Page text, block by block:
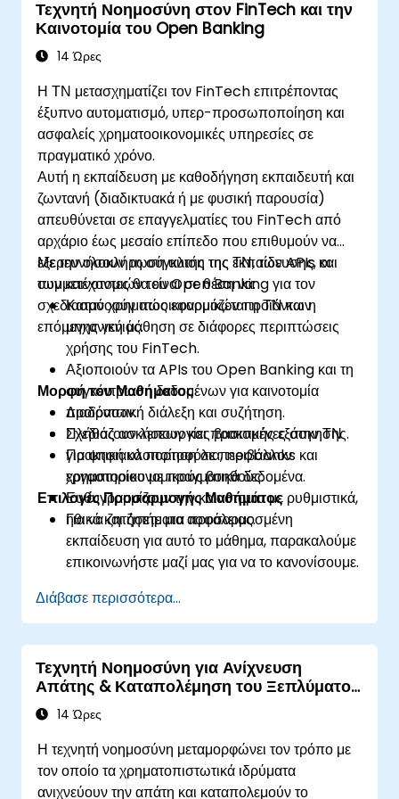
Τεχνητή Νοημοσύνη στον FinTech και την
Καινοτομία του Open Banking
14 Ώρες
Η ΤΝ μετασχηματίζει τον FinTech επιτρέποντας
έξυπνο αυτοματισμό, υπερ-προσωποποίηση και
ασφαλείς χρηματοοικονομικές υπηρεσίες σε
πραγματικό χρόνο.
Αυτή η εκπαίδευση με καθοδήγηση εκπαιδευτή και
ζωντανή (διαδικτυακά ή με φυσική παρουσία)
απευθύνεται σε επαγγελματίες του FinTech από
αρχάριο έως μεσαίο επίπεδο που επιθυμούν να
εξερευνήσουν τη σύγκλιση της ΤΝ, των APIs και
των καινοτομιών του Open Banking για τον
σχεδιασμό χρηματοοικονομικών προϊόντων
επόμενης γενιάς.
Με την ολοκλήρωση αυτής της εκπαίδευσης, οι
συμμετέχοντες θα είναι σε θέση να:
Κατανοούν πώς εφαρμόζεται η ΤΝ και η
μηχανική μάθηση σε διάφορες περιπτώσεις
χρήσης του FinTech.
Αξιοποιούν τα APIs του Open Banking και τη
συγκέντρωση δεδομένων για καινοτομία
προϊόντων.
Σχεδιάζουν λειτουργίες βασισμένες στην ΤΝ
για ψηφιακά πορτοφόλια, neobanks και
χρηματοοικονομικούς βοηθούς.
Ευθυγραμμίζουν την καινοτομία με ρυθμιστικά,
ηθικά και ζητήματα ασφάλειας.
Μορφή του Μαθήματος
Διαδραστική διάλεξη και συζήτηση.
Πλήθος ασκήσεων και πρακτικής εξάσκησης.
Πρακτική υλοποίηση σε περιβάλλον
εργαστηρίου με πραγματικά δεδομένα.
Επιλογές Προσαρμογής Μαθήματος
Για να ζητήσετε μια προσαρμοσμένη
εκπαίδευση για αυτό το μάθημα, παρακαλούμε
επικοινωνήστε μαζί μας για να το κανονίσουμε.
Διάβασε περισσότερα...
Τεχνητή Νοημοσύνη για Ανίχνευση
Απάτης & Καταπολέμηση του Ξεπλύματος
Χρήματος
14 Ώρες
Η τεχνητή νοημοσύνη μεταμορφώνει τον τρόπο με
τον οποίο τα χρηματοπιστωτικά ιδρύματα
ανιχνεύουν την απάτη και καταπολεμούν το